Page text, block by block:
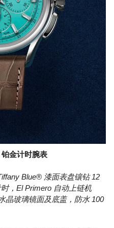
金计时腕表
Blue® 漆面表盘镶钻 12
，El Primero 自动上链机
晶玻璃镜面及底盖，防水 100